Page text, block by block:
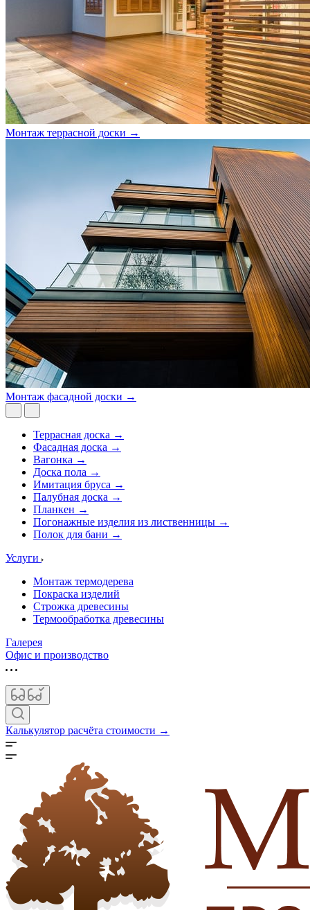
Монтаж террасной доски →
Монтаж фасадной доски →
Террасная доска →
Фасадная доска →
Вагонка →
Доска пола →
Имитация бруса →
Палубная доска →
Планкен →
Погонажные изделия из лиственницы →
Полок для бани →
Услуги
Монтаж термодерева
Покраска изделий
Строжка древесины
Термообработка древесины
Галерея
Офис и производство
Калькулятор расчёта стоимости →